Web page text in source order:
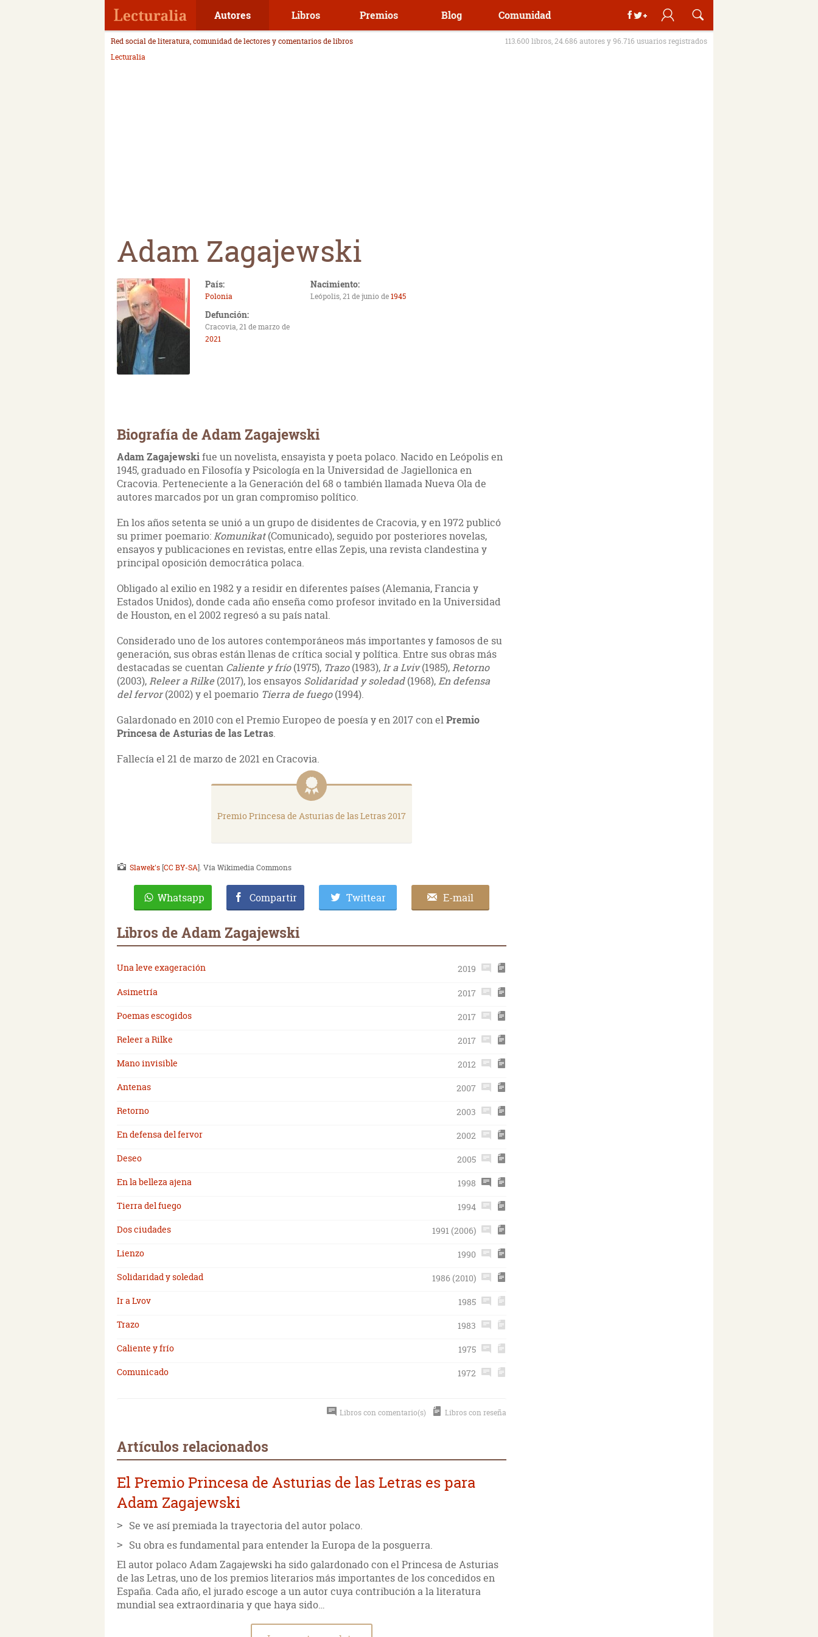
Autores Libros Premios Blog Comunidad
Red social de literatura, comunidad de lectores y comentarios de libros
113.600 libros, 24.686 autores y 96.716 usuarios registrados
Lecturalia
Adam Zagajewski
País:
Polonia
Nacimiento:
Leópolis, 21 de junio de1945
Defunción:
Cracovia, 21 de marzo de
2021
Biografía de Adam Zagajewski
Adam Zagajewskifue un novelista, ensayista y poeta polaco. Nacido en Leópolis en
1945, graduado en Filosofía y Psicología en la Universidad de Jagiellonica en
Cracovia. Perteneciente a la Generación del 68 o también llamada Nueva Ola de
autores marcados por un gran compromiso político.
En los años setenta se unió a un grupo de disidentes de Cracovia, y en 1972 publicó
su primer poemario:Komunikat(Comunicado), seguido por posteriores novelas,
ensayos y publicaciones en revistas, entre ellas Zepis, una revista clandestina y
principal oposición democrática polaca.
Obligado al exilio en 1982 y a residir en diferentes países (Alemania, Francia y
Estados Unidos), donde cada año enseña como profesor invitado en la Universidad
de Houston, en el 2002 regresó a su país natal.
Considerado uno de los autores contemporáneos más importantes y famosos de su
generación, sus obras están llenas de crítica social y política. Entre sus obras más
destacadas se cuentan Caliente y frío(1975), Trazo(1983),Ir a Lviv(1985),Retorno
(2003),Releer a Rilke (2017), los ensayos Solidaridad y soledad(1968),En defensa
del fervor(2002) y el poemario Tierra de fuego(1994).
Galardonado en 2010 con el Premio Europeo de poesía y en 2017 con elPremio
Princesa de Asturias de las Letras.
Fallecía el 21 de marzo de 2021 en Cracovia.
Premio Princesa de Asturias de las Letras 2017
Slawek's [CC BY-SA]. Vía Wikimedia Commons
Whatsapp Compartir Twittear E-mail
Libros de Adam Zagajewski
Una leve exageración
2019
Asimetría
2017
Poemas escogidos
2017
Releer a Rilke
2017
Mano invisible
2012
Antenas
2007
Retorno
2003
En defensa del fervor
2002
Deseo
2005
En la belleza ajena
1998
Tierra del fuego
1994
Dos ciudades
1991 (2006)
Lienzo
1990
Solidaridad y soledad
1986 (2010)
Ir a Lvov
1985
Trazo
1983
Caliente y frío
1975
Comunicado
1972
Libros con comentario(s) Libros con reseña
Artículos relacionados
El Premio Princesa de Asturias de las Letras es para
Adam Zagajewski
Se ve así premiada la trayectoria del autor polaco.
Su obra es fundamental para entender la Europa de la posguerra.
El autor polaco Adam Zagajewski ha sido galardonado con el Princesa de Asturias
de las Letras, uno de los premios literarios más importantes de los concedidos en
España. Cada año, el jurado escoge a un autor cuya contribución a la literatura
mundial sea extraordinaria y que haya sido…